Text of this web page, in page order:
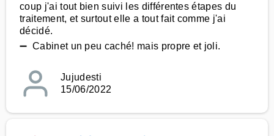
coup j'ai tout bien suivi les différentes étapes du
traitement, et surtout elle a tout fait comme j'ai
décidé.
➖ Cabinet un peu caché! mais propre et joli.
Jujudesti
15/06/2022